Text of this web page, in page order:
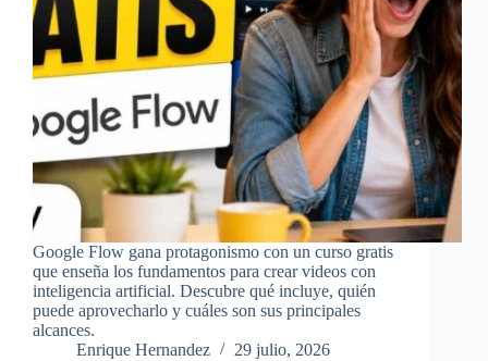
Google Flow gana protagonismo con un curso gratis
que enseña los fundamentos para crear videos con
inteligencia artificial. Descubre qué incluye, quién
puede aprovecharlo y cuáles son sus principales
alcances.
Enrique Hernandez
29 julio, 2026